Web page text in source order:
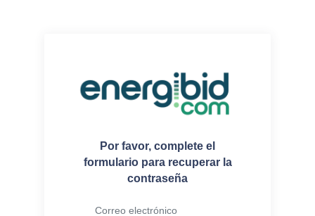
Por favor, complete el
formulario para recuperar la
contraseña